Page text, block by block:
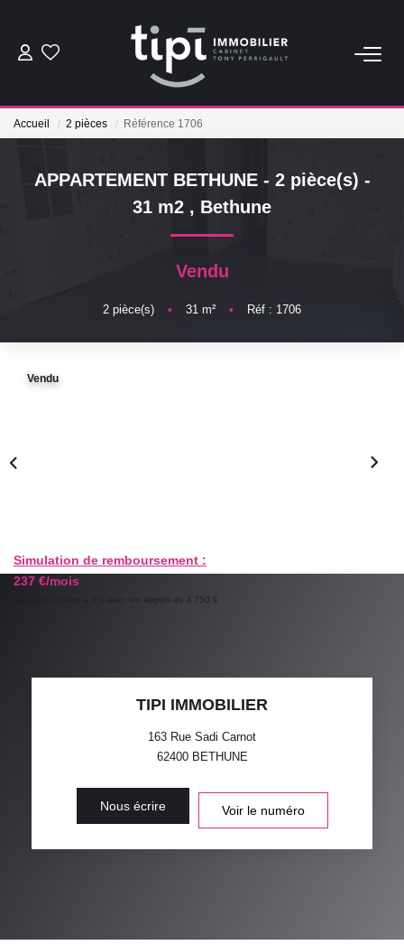
ACHETER
Nos Biens Locations
Nos Biens Loués
VENDRE
Accueil 2 pièces Référence 1706
APPARTEMENT BETHUNE - 2 pièce(s) -
31 m2 , Bethune
Vendu
2 pièce(s) • 31 m² • Réf : 1706
Vendu
Simulation de remboursement :
237 €/mois
pendant 20 ans à 3% avec un apport de 4 750 €
TIPI IMMOBILIER
163 Rue Sadi Carnot
62400 BETHUNE
Nous écrire Voir le numéro